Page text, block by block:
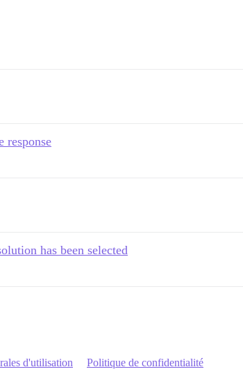
response
has been selected
d'utilisation Politique de confidentialité